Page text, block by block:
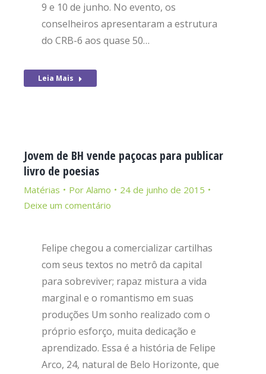
9 e 10 de junho. No evento, os
conselheiros apresentaram a estrutura
do CRB-6 aos quase 50…
Leia Mais
Jovem de BH vende paçocas para publicar
livro de poesias
Matérias Por Alamo
24 de junho de 2015
Deixe um comentário
Felipe chegou a comercializar cartilhas
com seus textos no metrô da capital
para sobreviver; rapaz mistura a vida
marginal e o romantismo em suas
produções Um sonho realizado com o
próprio esforço, muita dedicação e
aprendizado. Essa é a história de Felipe
Arco, 24, natural de Belo Horizonte, que